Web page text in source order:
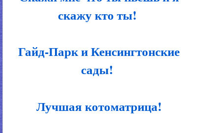
скажу кто ты!
Гайд-Парк и Кенсингтонские
сады!
Лучшая котоматрица!